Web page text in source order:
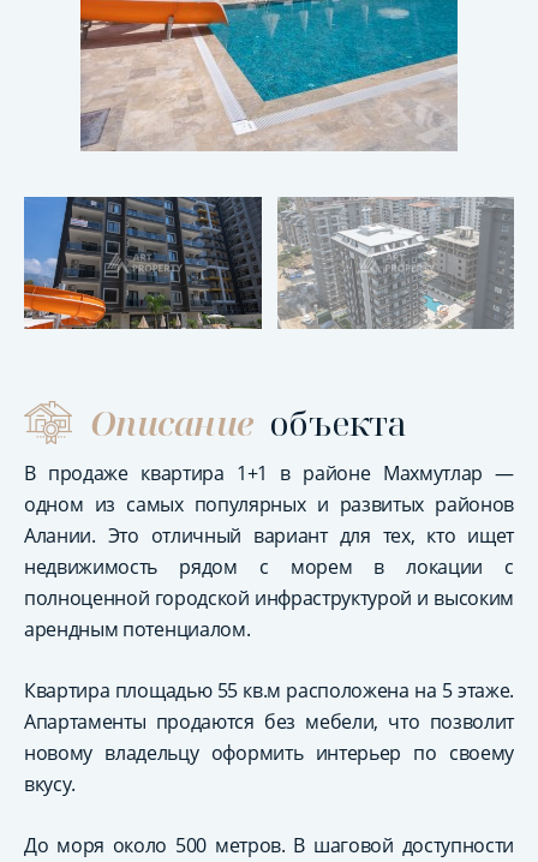
Описание объекта
В продаже квартира 1+1 в районе Махмутлар —
одном из самых популярных и развитых районов
Алании. Это отличный вариант для тех, кто ищет
недвижимость рядом с морем в локации с
полноценной городской инфраструктурой и высоким
арендным потенциалом.
Квартира площадью 55 кв.м расположена на 5 этаже.
Апартаменты продаются без мебели, что позволит
новому владельцу оформить интерьер по своему
вкусу.
До моря около 500 метров. В шаговой доступности